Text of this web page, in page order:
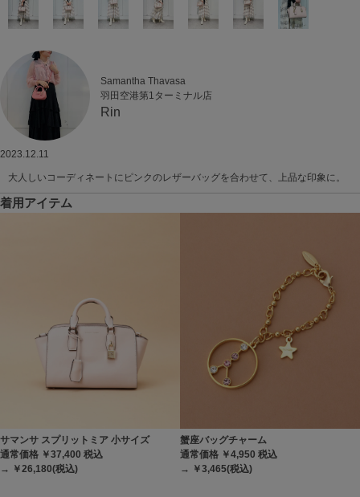
Samantha Thavasa
羽田空港第1ターミナル店
Rin
2023.12.11
大人しいコーディネートにピンクのレザーバッグを合わせて、上品な印象に。
着用アイテム
サマンサ スプリットミア 小サイズ
通常価格 ￥37,400 税込
→ ￥26,180(税込)
蟹座バッグチャーム
通常価格 ￥4,950 税込
→ ￥3,465(税込)